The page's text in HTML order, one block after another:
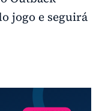
jogo e seguirá